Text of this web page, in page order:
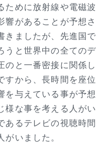
ために放射線や電磁波
響があることが予想さ
きましたが、先進国で
うと世界中の全てのデ
のと一番密接に関係し
すから、長時間を座位
を与えている事が予想
様な事を考える人がい
あるテレビの視聴時間
がいました。